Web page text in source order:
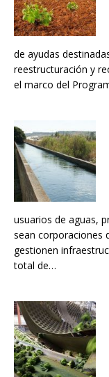
de ayudas
reestructuración y
el marco del
usuarios de aguas,
sean corporaciones
gestionen
total de…